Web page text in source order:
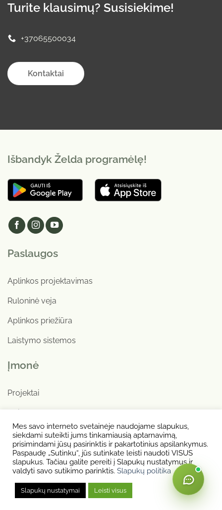
Turite klausimų? Susisiekime!
+37065500034
Kontaktai
Išbandyk Želda programėlę!
Paslaugos
Aplinkos projektavimas
Ruloninė veja
Aplinkos priežiūra
Laistymo sistemos
Įmonė
Projektai
Apie mus
Kontaktai
+370 655 00034
Privatumo politika|Slapukų politika
Mes savo interneto svetainėje naudojame slapukus,
siekdami suteikti jums tinkamiausią aptarnavimą,
prisimindami jūsų pasirinktis ir pakartotinius apsilankymus.
Paspaudę „Sutinku“, jūs sutinkate leisti naudoti VISUS
slapukus. Tačiau galite pereiti į Slapukų nustatymus ir
valdyti savo sutikimo parinktis. Slapukų politika
Slapukų nustatymai Leisti visus